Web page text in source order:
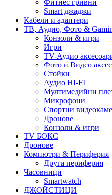
Фитнес гривни
Smart джаджи
Кабели и адаптери
ТВ, Аудио, Фото &
Конзоли & игри
Игри
TV-Аудио
Фото и Видео
Стойки
Аудио HI-FI
Мултимедийни
Микрофони
Спортни
Дронове
Конзоли & игри
TV БОКС
Дронове
Компютри & Периферия
Друга периферия
Часовници
Smartwatch
ДЖОЙСТИЦИ